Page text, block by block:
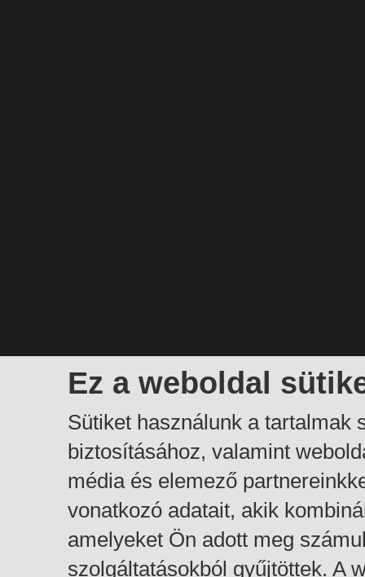
Ez a weboldal
Sütiket használunk a tartalmak
biztosításához, valamint
média és elemező
vonatkozó adatait, akik
amelyeket Ön adott meg
szolgáltatásokból gyűjtöttek. A